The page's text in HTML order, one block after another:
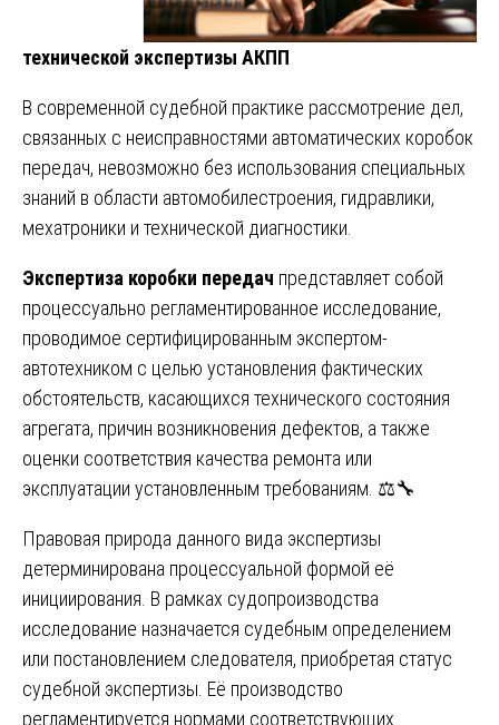
технической экспертизы АКПП
В современной судебной практике рассмотрение дел,
связанных с неисправностями автоматических коробок
передач, невозможно без использования специальных
знаний в области автомобилестроения, гидравлики,
мехатроники и технической диагностики.
Экспертиза коробки передач представляет собой
процессуально регламентированное исследование,
проводимое сертифицированным экспертом-
автотехником с целью установления фактических
обстоятельств, касающихся технического состояния
агрегата, причин возникновения дефектов, а также
оценки соответствия качества ремонта или
эксплуатации установленным требованиям. ⚖️🔧
Правовая природа данного вида экспертизы
детерминирована процессуальной формой её
инициирования. В рамках судопроизводства
исследование назначается судебным определением
или постановлением следователя, приобретая статус
судебной экспертизы. Её производство
регламентируется нормами соответствующих